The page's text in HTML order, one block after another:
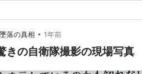
落の真相 • 1年前
きの自衛隊撮影の現場写真